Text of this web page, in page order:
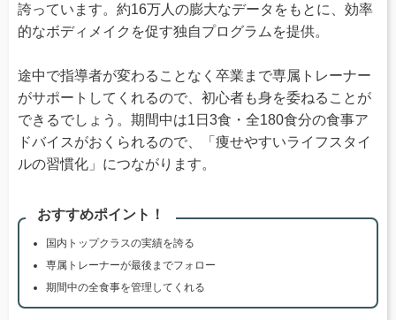
誇っています。約16万人の膨大なデータをもとに、効率
的なボディメイクを促す独自プログラムを提供。
途中で指導者が変わることなく卒業まで専属トレーナー
がサポートしてくれるので、初心者も身を委ねることが
できるでしょう。期間中は1日3食・全180食分の食事ア
ドバイスがおくられるので、「痩せやすいライフスタイ
ルの習慣化」につながります。
おすすめポイント！
国内トップクラスの実績を誇る
専属トレーナーが最後までフォロー
期間中の全食事を管理してくれる